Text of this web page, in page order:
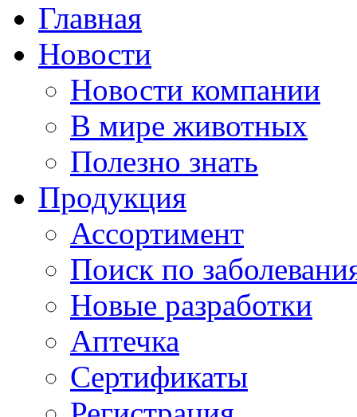
Главная
Новости
Новости компании
В мире животных
Полезно знать
Продукция
Ассортимент
Поиск по
Новые разработки
Аптечка
Сертификаты